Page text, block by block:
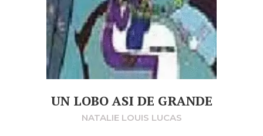
UN LOBO ASI DE GRANDE
NATALIE LOUIS LUCAS